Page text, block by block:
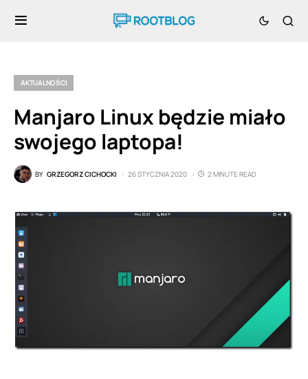
AKTUALNOŚCI
Manjaro Linux będzie miało
swojego laptopa!
BY GRZEGORZ CICHOCKI 26 STYCZNIA 2020 2 MINUTE READ